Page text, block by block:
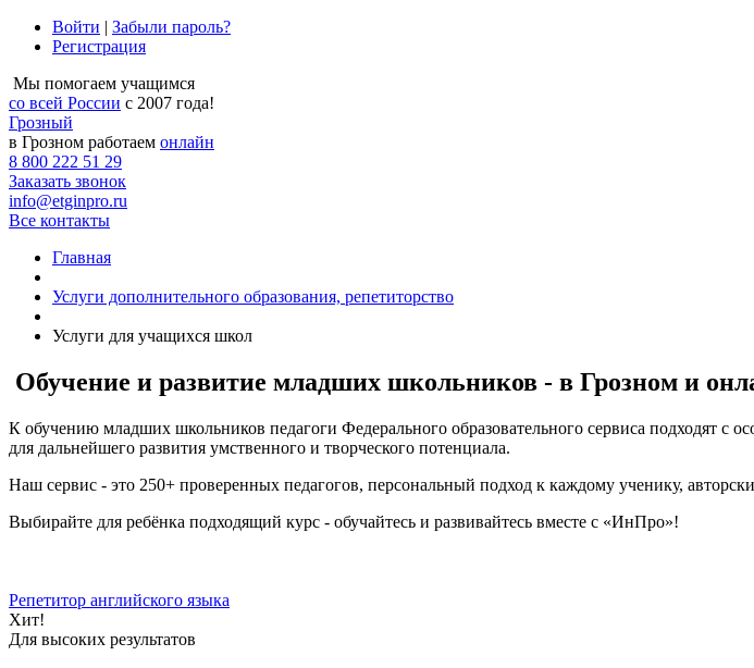
Войти | Забыли пароль?
Регистрация
Мы помогаем учащимся
со всей России с 2007 года!
Грозный
в Грозном работаем онлайн
8 800 222 51 29
Заказать звонок
info@etginpro.ru
Все контакты
Главная
Услуги дополнительного образования, репетиторство
Услуги для учащихся школ
Обучение и развитие младших школьников - в Грозном и
К обучению младших школьников педагоги Федерального образовательного сервиса подходят
для дальнейшего развития умственного и творческого потенциала.
Наш сервис - это 250+ проверенных педагогов, персональный подход к каждому ученику,
Выбирайте для ребёнка подходящий курс - обучайтесь и развивайтесь вместе с «ИнПро»!
Репетитор английского языка
Хит!
Для высоких результатов